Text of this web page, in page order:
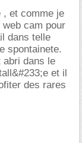
, et comme je
cam pour
dans telle
spontainete.
abri dans le
et il
des rares